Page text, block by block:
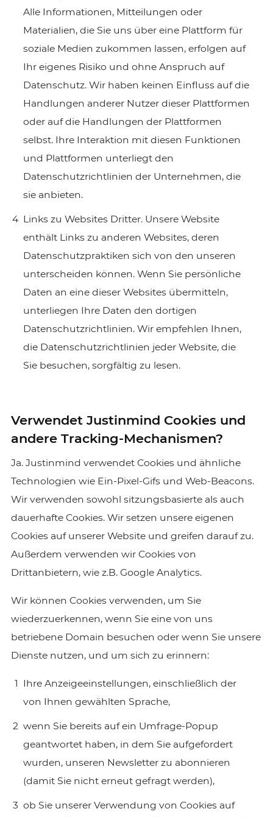
Alle Informationen, Mitteilungen oder
Materialien, die Sie uns über eine Plattform für
soziale Medien zukommen lassen, erfolgen auf
Ihr eigenes Risiko und ohne Anspruch auf
Datenschutz. Wir haben keinen Einfluss auf die
Handlungen anderer Nutzer dieser Plattformen
oder auf die Handlungen der Plattformen
selbst. Ihre Interaktion mit diesen Funktionen
und Plattformen unterliegt den
Datenschutzrichtlinien der Unternehmen, die
sie anbieten.
Links zu Websites Dritter. Unsere Website
enthält Links zu anderen Websites, deren
Datenschutzpraktiken sich von den unseren
unterscheiden können. Wenn Sie persönliche
Daten an eine dieser Websites übermitteln,
unterliegen Ihre Daten den dortigen
Datenschutzrichtlinien. Wir empfehlen Ihnen,
die Datenschutzrichtlinien jeder Website, die
Sie besuchen, sorgfältig zu lesen.
Verwendet Justinmind Cookies und
andere Tracking-Mechanismen?
Ja. Justinmind verwendet Cookies und ähnliche
Technologien wie Ein-Pixel-Gifs und Web-Beacons.
Wir verwenden sowohl sitzungsbasierte als auch
dauerhafte Cookies. Wir setzen unsere eigenen
Cookies auf unserer Website und greifen darauf zu.
Außerdem verwenden wir Cookies von
Drittanbietern, wie z.B. Google Analytics.
Wir können Cookies verwenden, um Sie
wiederzuerkennen, wenn Sie eine von uns
betriebene Domain besuchen oder wenn Sie unsere
Dienste nutzen, und um sich zu erinnern:
Ihre Anzeigeeinstellungen, einschließlich der
von Ihnen gewählten Sprache,
wenn Sie bereits auf ein Umfrage-Popup
geantwortet haben, in dem Sie aufgefordert
wurden, unseren Newsletter zu abonnieren
(damit Sie nicht erneut gefragt werden),
ob Sie unserer Verwendung von Cookies auf